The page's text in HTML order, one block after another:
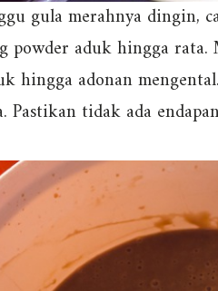
gula merahnya dingin,
powder aduk hingga
hingga adonan
Pastikan tidak ada